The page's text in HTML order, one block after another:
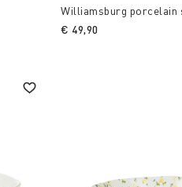
Williamsburg porcelain
€ 49,90